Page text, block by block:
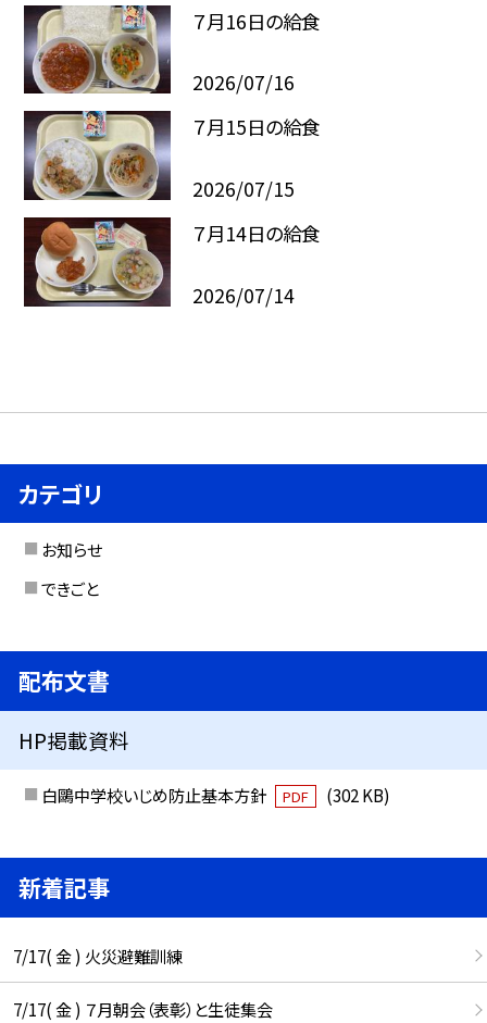
７月16日の給食
2026/07/16
７月15日の給食
2026/07/15
７月14日の給食
2026/07/14
カテゴリ
お知らせ
できごと
配布文書
HP掲載資料
白鷗中学校いじめ防止基本方針 PDF (302 KB)
新着記事
7/17( 金 ) 火災避難訓練
7/17( 金 ) ７月朝会（表彰）と生徒集会